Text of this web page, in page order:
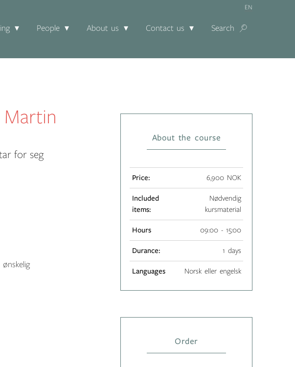
EN
People About us Contact us Search
Martin
for seg
About the course
Price: 6,900 NOK
Included
items:
Nødvendig
kursmaterial
Hours 09:00 - 15:00
Durance: 1 days
Languages Norsk eller engelsk
Order